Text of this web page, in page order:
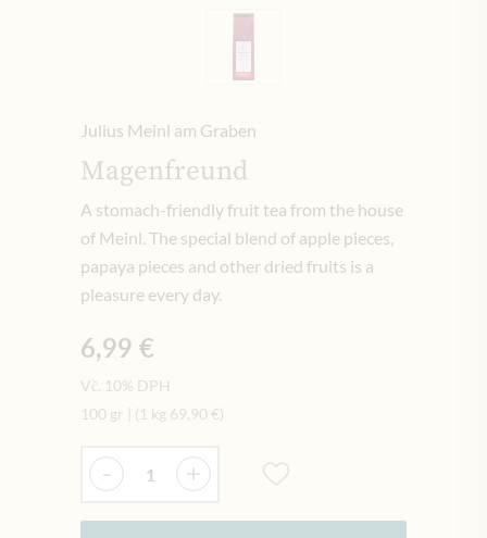
Julius Meinl am Graben
Magenfreund
A stomach-friendly fruit tea from the house
of Meinl. The special blend of apple pieces,
papaya pieces and other dried fruits is a
pleasure every day.
6,99 €
Vč. 10% DPH
100 gr
(1 kg 69,90 €)
Množství
- +